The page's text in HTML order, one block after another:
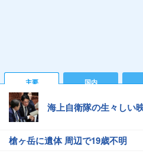
主要 国内
海上自衛隊の生々しい
槍ヶ岳に遺体 周辺で19歳不明